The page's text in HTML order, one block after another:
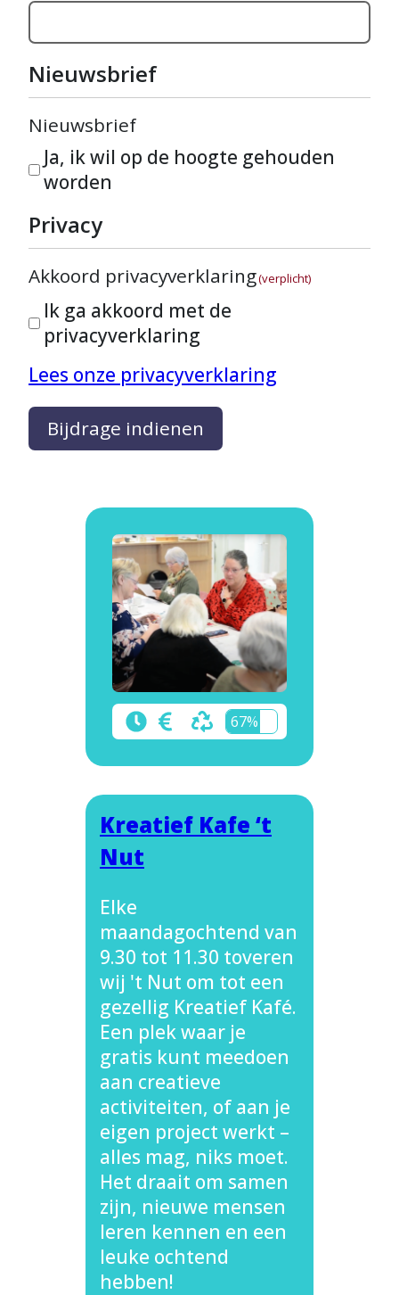
Nieuwsbrief
Nieuwsbrief
Ja, ik wil op de hoogte gehouden
worden
Privacy
Akkoord privacyverklaring(verplicht)
Ik ga akkoord met de
privacyverklaring
Lees onze privacyverklaring
Bijdrage indienen
67%
Kreatief Kafe ‘t
Nut
Elke
maandagochtend van
9.30 tot 11.30 toveren
wij 't Nut om tot een
gezellig Kreatief Kafé.
Een plek waar je
gratis kunt meedoen
aan creatieve
activiteiten, of aan je
eigen project werkt –
alles mag, niks moet.
Het draait om samen
zijn, nieuwe mensen
leren kennen en een
leuke ochtend
hebben!